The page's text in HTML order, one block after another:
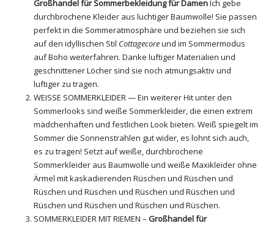
Großhandel für Sommerbekleidung für DamenIch gebe
durchbrochene Kleider aus luchtiger Baumwolle! Sie passen
perfekt in die Sommeratmosphäre und beziehen sie sich
auf den idyllischen Stil Cottagecoreund im Sommermodus
auf Boho weiterfahren. Danke luftiger Materialien und
geschnittener Löcher sind sie noch atmungsaktiv und
luftiger zu tragen.
WEISSE SOMMERKLEIDER— Ein weiterer Hit unter den
Sommerlooks sind weiße Sommerkleider, die einen extrem
mädchenhaften und festlichen Look bieten. Weiß spiegelt im
Sommer die Sonnenstrahlen gut wider, es lohnt sich auch,
es zu tragen! Setzt auf weiße, durchbrochene
Sommerkleider aus Baumwolle und weiße Maxikleider ohne
Ärmel mit kaskadierenden Rüschen und Rüschen und
Rüschen und Rüschen und Rüschen und Rüschen und
Rüschen und Rüschen und Rüschen und Rüschen.
SOMMERKLEIDER MIT RIEMEN – Großhandel für